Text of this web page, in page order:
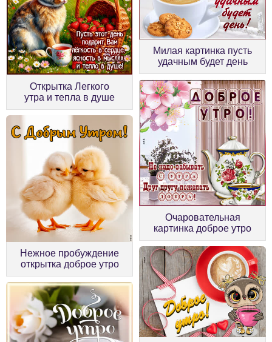
Открытка Легкого
утра и тепла в душе
Милая картинка пусть
удачным будет день
Нежное пробуждение
открытка доброе утро
Очаровательная
картинка доброе утро